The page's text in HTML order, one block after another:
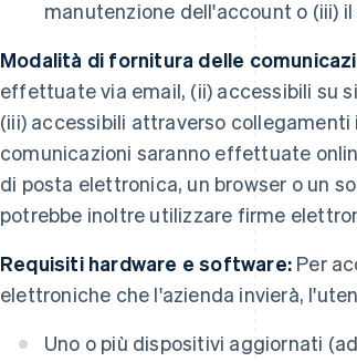
manutenzione dell'account o (iii)
Modalità di fornitura delle
effettuate via email, (ii) accessibili su
(iii) accessibili attraverso
comunicazioni saranno effettuate
di posta elettronica, un browser o un
potrebbe inoltre utilizzare firme
Requisiti hardware e software: Per
elettroniche che l'azienda invierà,
Uno o più dispositivi aggiornati